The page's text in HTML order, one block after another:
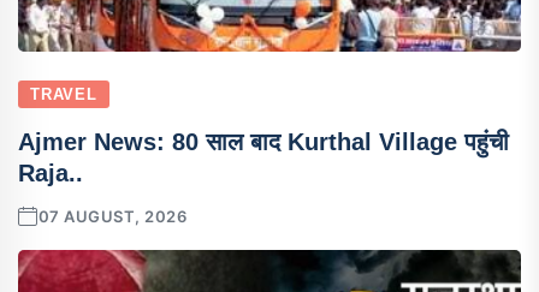
TRAVEL
Ajmer News: 80 साल बाद Kurthal Village पहुंची
Raja..
07 AUGUST, 2026